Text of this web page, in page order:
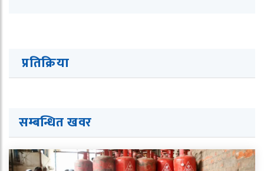
प्रतिक्रिया
सम्बन्धित खवर